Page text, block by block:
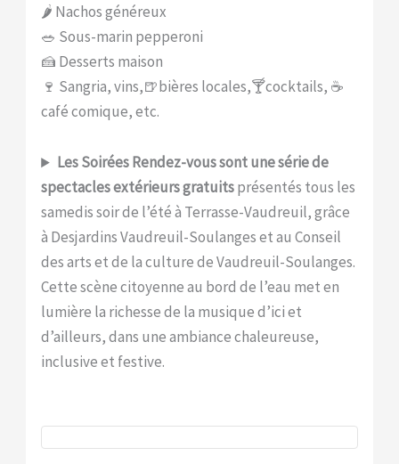
🌶 Nachos généreux
🥗 Sous-marin pepperoni
🍰 Desserts maison
🍷 Sangria, vins,🍺bières locales,🍸cocktails, ☕️
café comique, etc.
Les Soirées Rendez-vous sont une série de
spectacles extérieurs gratuitsprésentés tous les
samedis soir de l’été à Terrasse-Vaudreuil, grâce
à Desjardins Vaudreuil-Soulanges et au Conseil
des arts et de la culture de Vaudreuil-Soulanges.
Cette scène citoyenne au bord de l’eau met en
lumière la richesse de la musique d’ici et
d’ailleurs, dans une ambiance chaleureuse,
inclusive et festive.